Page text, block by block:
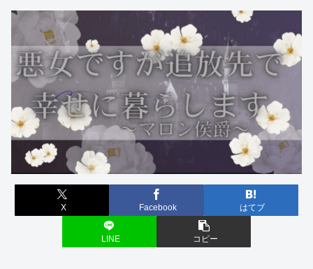
X Facebook はてブ
LINE コピー